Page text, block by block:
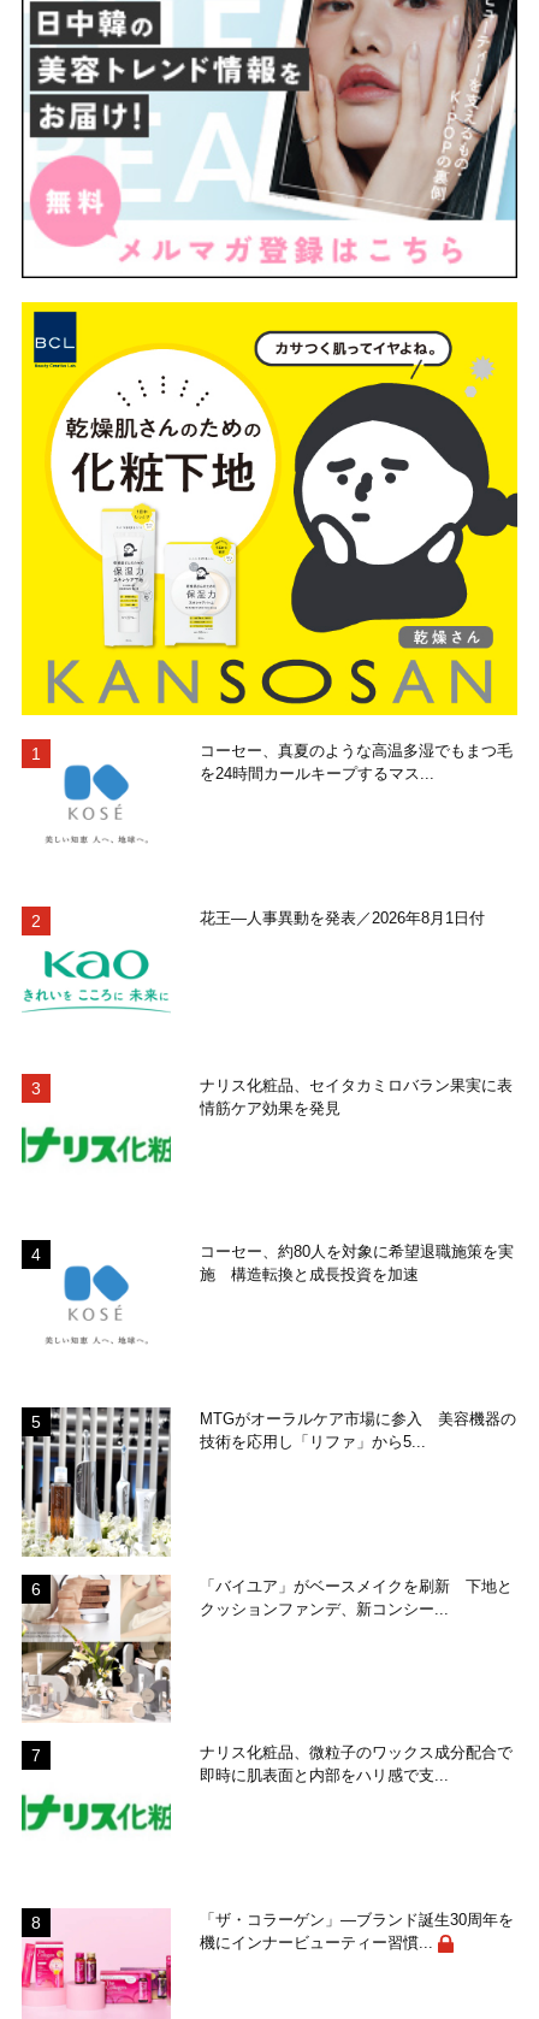
コーセー、真夏のような高温多湿でもまつ毛
を24時間カールキープするマス...
花王―人事異動を発表／2026年8月1日付
ナリス化粧品、セイタカミロバラン果実に表
情筋ケア効果を発見
コーセー、約80人を対象に希望退職施策を実
施 構造転換と成長投資を加速
MTGがオーラルケア市場に参入 美容機器の
技術を応用し「リファ」から5...
「バイユア」がベースメイクを刷新 下地と
クッションファンデ、新コンシー...
ナリス化粧品、微粒子のワックス成分配合で
即時に肌表面と内部をハリ感で支...
「ザ・コラーゲン」―ブランド誕生30周年を
機にインナービューティー習慣...